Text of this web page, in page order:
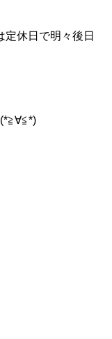
定休日で明々後日